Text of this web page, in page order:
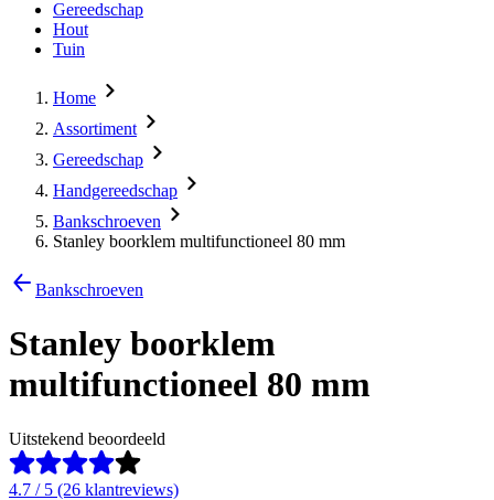
Gereedschap
Hout
Tuin
Home
Assortiment
Gereedschap
Handgereedschap
Bankschroeven
Stanley boorklem multifunctioneel 80 mm
Bankschroeven
Stanley boorklem
multifunctioneel 80 mm
Uitstekend beoordeeld
4.7 / 5 (26 klantreviews)